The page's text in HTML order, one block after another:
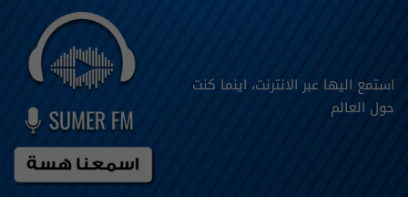
استمع اليها عبر الانترنت، اينما كنت
حول العالم